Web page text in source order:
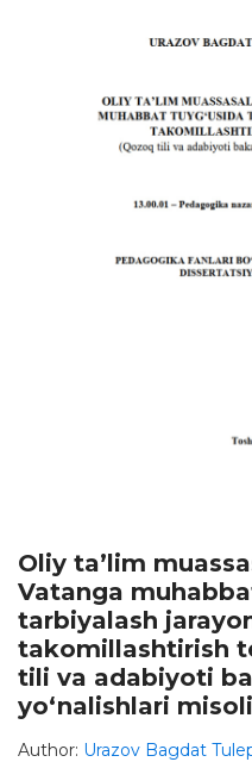
Oliy ta’lim
Vatanga
tarbiyalash
takomillashtirish
tili va adabiyoti
yo‘nalishlari
Author: Urazov Bagdat